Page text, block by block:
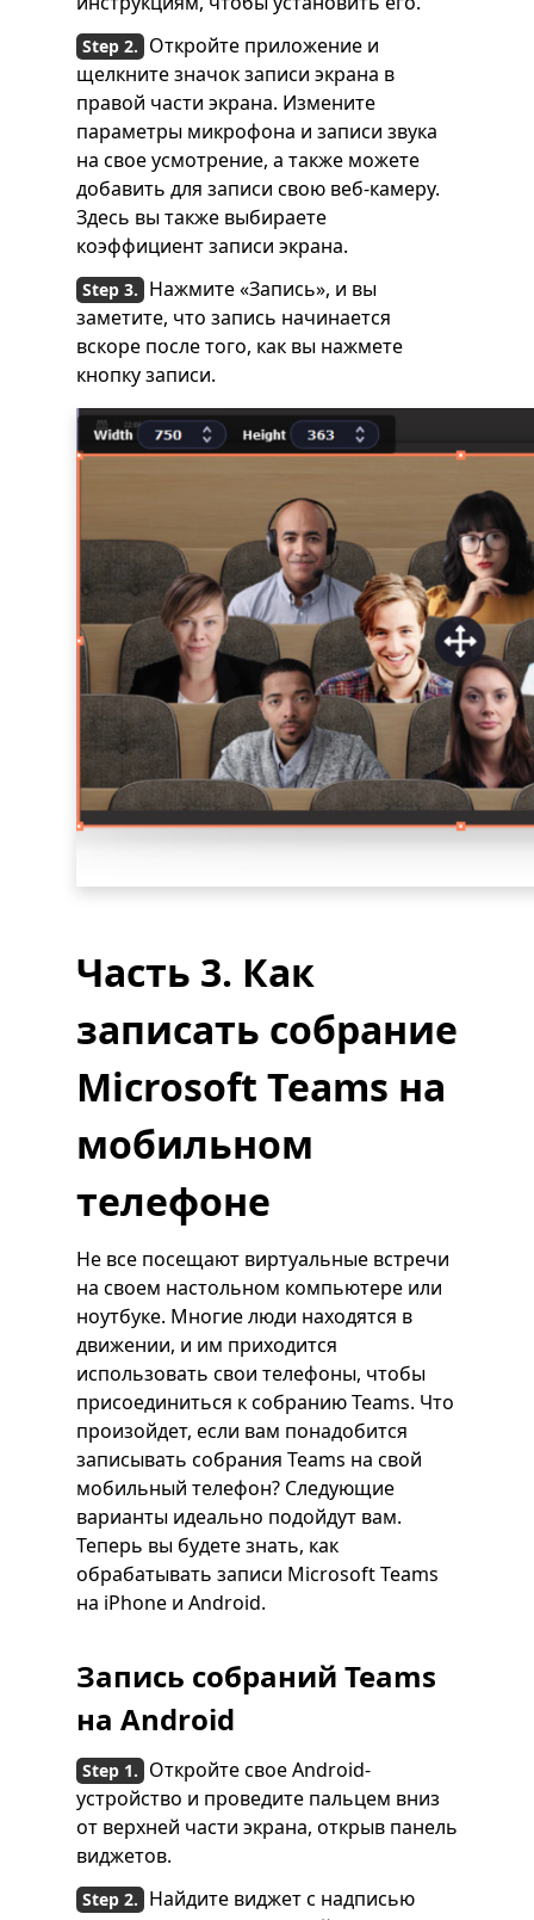
Откройте приложение и
щелкните значок записи экрана в
правой части экрана. Измените
параметры микрофона и записи звука
на свое усмотрение, а также можете
добавить для записи свою веб-камеру.
Здесь вы также выбираете
коэффициент записи экрана.
Нажмите «Запись», и вы
заметите, что запись начинается
вскоре после того, как вы нажмете
кнопку записи.
Часть 3. Как
записать собрание
Microsoft Teams на
мобильном
телефоне
Не все посещают виртуальные встречи
на своем настольном компьютере или
ноутбуке. Многие люди находятся в
движении, и им приходится
использовать свои телефоны, чтобы
присоединиться к собранию Teams. Что
произойдет, если вам понадобится
записывать собрания Teams на свой
мобильный телефон? Следующие
варианты идеально подойдут вам.
Теперь вы будете знать, как
обрабатывать записи Microsoft Teams
на iPhone и Android.
Запись собраний Teams
на Android
Откройте свое Android-
устройство и проведите пальцем вниз
от верхней части экрана, открыв панель
виджетов.
Найдите виджет с надписью